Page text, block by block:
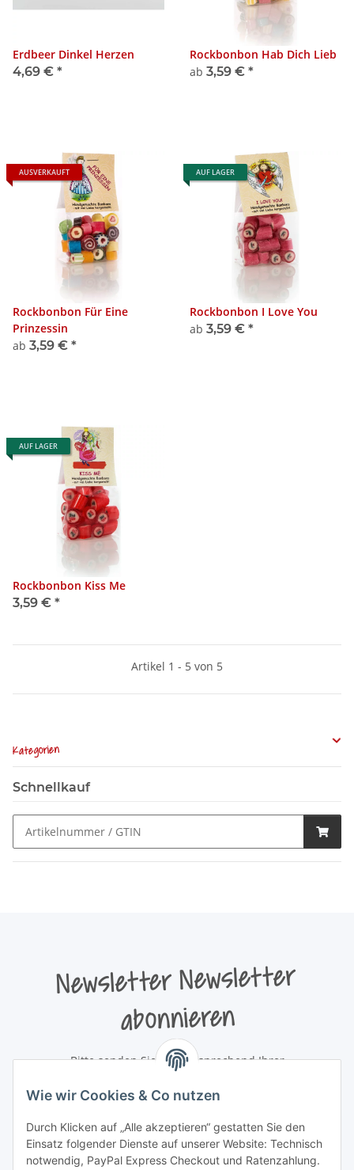
Wie wir Cookies & Co nutzen
Durch Klicken auf „Alle akzeptieren“ gestatten Sie den
Einsatz folgender Dienste auf unserer Website: Technisch
notwendig, PayPal Express Checkout und Ratenzahlung.
Erdbeer Dinkel Herzen
4,69 € *
Rockbonbon Hab Dich Lieb
ab 3,59 € *
AUSVERKAUFT
Rockbonbon Für Eine
Prinzessin
ab 3,59 € *
AUF LAGER
Rockbonbon I Love You
ab 3,59 € *
AUF LAGER
Rockbonbon Kiss Me
3,59 € *
Artikel 1 - 5 von 5
Kategorien
Schnellkauf
Newsletter Newsletter
abonnieren
Bitte senden Sie mir entsprechend Ihrer
regelmäßig und jederzeit widerruflich
Informationen zu Ihrem Produktsortiment per E-Mail zu.
Newsletter abonnieren
Newsletter Newsletter abonnieren